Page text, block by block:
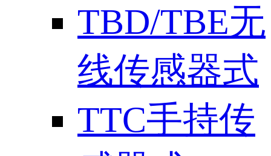
TBD/TBE无
线传感器式
TTC手持传